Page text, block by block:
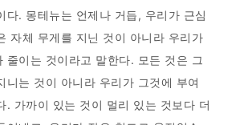
다. 몽테뉴는 언제나 거듭, 우리가 근심
자체 무게를 지닌 것이 아니라 우리가
줄이는 것이라고 말한다. 모든 것은 그
니는 것이 아니라 우리가 그것에 부여
. 가까이 있는 것이 멀리 있는 것보다 더